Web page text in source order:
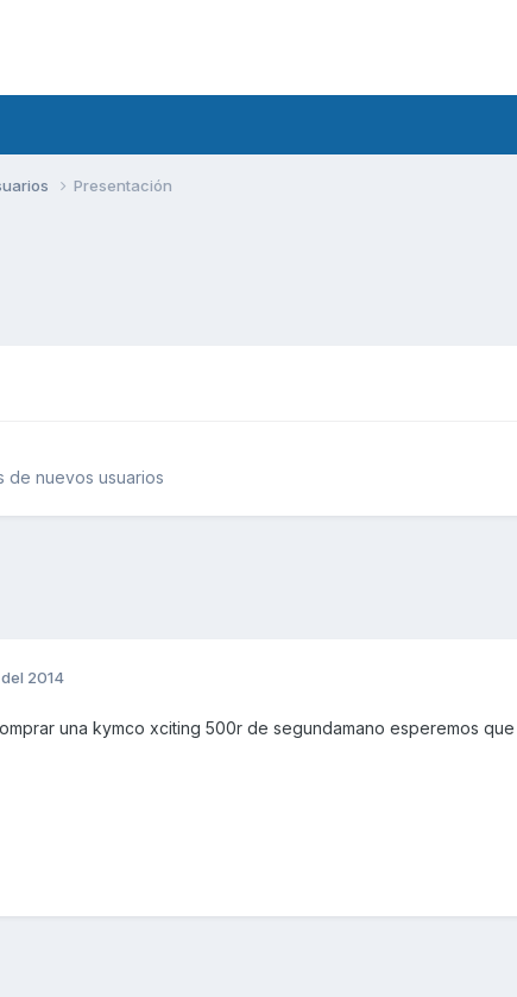
Presentación
de nuevos usuarios
2014
una kymco xciting 500r de segundamano esperemos